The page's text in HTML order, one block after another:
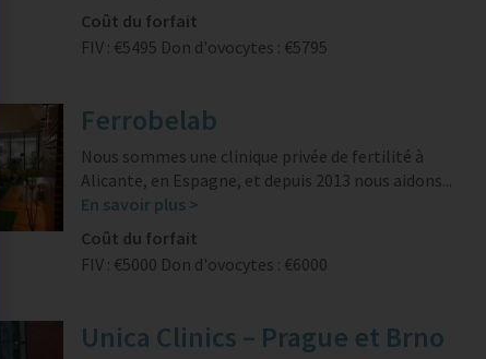
Coût du forfait
FIV : €5495 Don d'ovocytes : €5795
Ferrobelab
Nous sommes une clinique privée de fertilité à
Alicante, en Espagne, et depuis 2013 nous aidons...
En savoir plus >
Coût du forfait
FIV : €5000 Don d'ovocytes : €6000
Unica Clinics – Prague et Brno